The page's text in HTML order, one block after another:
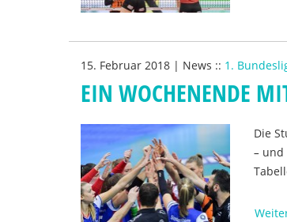
15. Februar 2018 | News :: 1.
EIN WOCHENENDE
Die
– und